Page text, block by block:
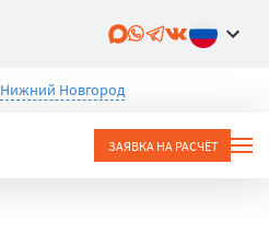
Нижний Новгород
ЗАЯВКА НА РАСЧЁТ